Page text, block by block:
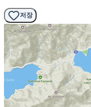
저장